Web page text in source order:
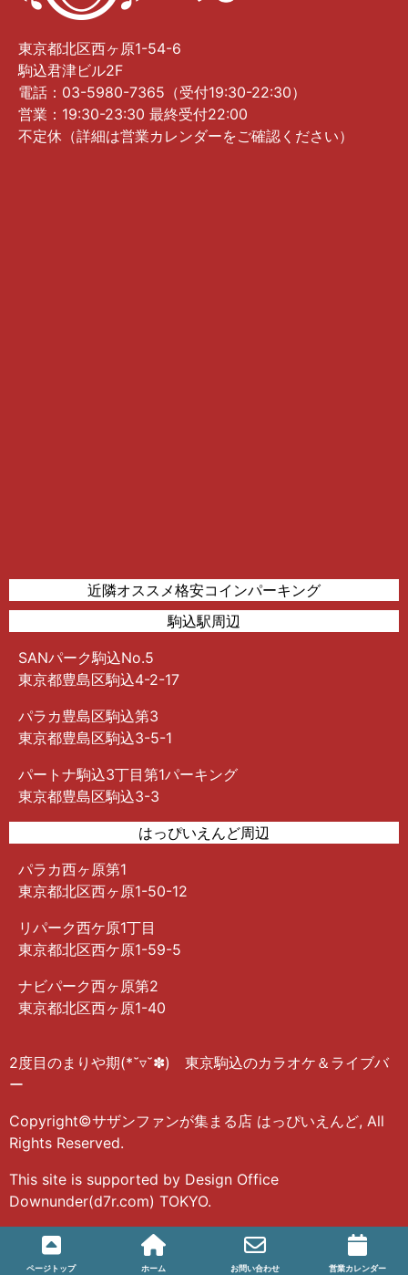
東京都北区西ヶ原1-54-6
駒込君津ビル2F
電話：03-5980-7365（受付19:30-22:30）
営業：19:30-23:30 最終受付22:00
不定休（詳細は営業カレンダーをご確認ください）
近隣オススメ格安コインパーキング
駒込駅周辺
SANパーク駒込No.5
東京都豊島区駒込4-2-17
パラカ豊島区駒込第3
東京都豊島区駒込3-5-1
パートナ駒込3丁目第1パーキング
東京都豊島区駒込3-3
はっぴいえんど周辺
パラカ西ヶ原第1
東京都北区西ヶ原1-50-12
リパーク西ケ原1丁目
東京都北区西ケ原1-59-5
ナビパーク西ヶ原第2
東京都北区西ヶ原1-40
2度目のまりや期(*˘▿˘✽) 東京駒込のカラオケ＆ライブバ
ー
Copyright©サザンファンが集まる店 はっぴいえんど, All
Rights Reserved.
This site is supported by Design Office
Downunder(d7r.com) TOKYO.